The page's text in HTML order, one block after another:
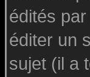
édités
éditer un
sujet (il a